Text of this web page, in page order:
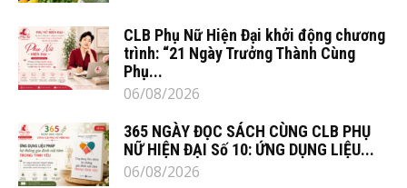
CLB Phụ Nữ Hiện Đại khởi động chương
trình: “21 Ngày Trưởng Thành Cùng
Phụ...
06/08/2026
365 NGÀY ĐỌC SÁCH CÙNG CLB PHỤ
NỮ HIỆN ĐẠI Số 10: ỨNG DỤNG LIỆU...
06/08/2026